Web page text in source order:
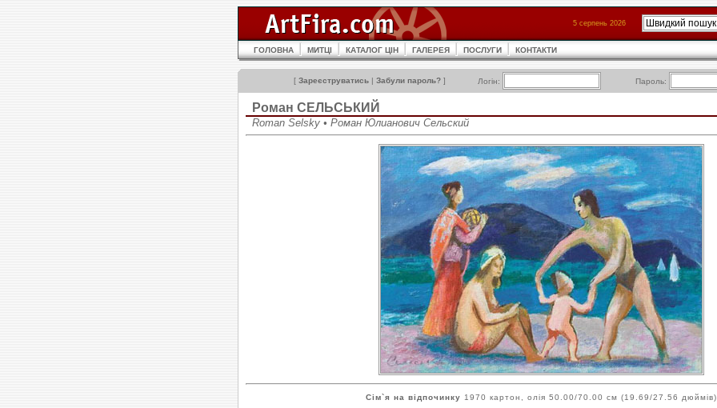
5 серпень 2026
ГОЛОВНА МИТЦІ КАТАЛОГ ЦІН ГАЛЕРЕЯ ПОСЛУГИ КОНТАКТИ
[ Зареєструватись | Забули пароль? ] Логін: Пароль:
Роман СЕЛЬСЬКИЙ
Roman Selsky • Роман Юлианович Сельский
Сім`я на відпочинку 1970 картон, олія 50.00/70.00 см (19.69/27.56 дюймів)